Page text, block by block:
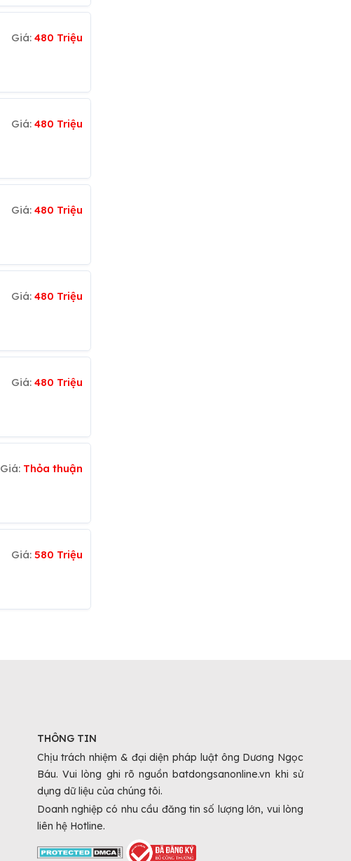
Giá:480 Triệu
Giá:480 Triệu
Giá:480 Triệu
Giá:480 Triệu
Giá:480 Triệu
Giá: Thỏa thuận
Giá:580 Triệu
THÔNG TIN
Chịu trách nhiệm & đại diện pháp luật ông Dương Ngọc
Báu. Vui lòng ghi rõ nguồn batdongsanonline.vn khi sử
dụng dữ liệu của chúng tôi.
Doanh nghiệp có nhu cầu đăng tin số lượng lớn, vui lòng
liên hệ Hotline.